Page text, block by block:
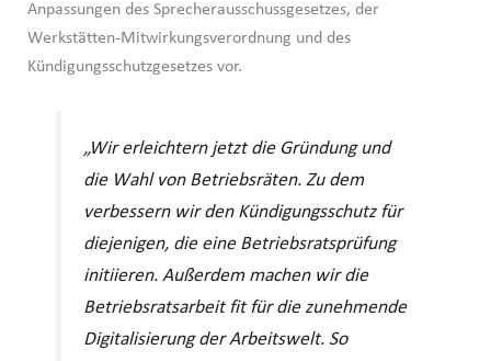
Anpassungen des Sprecherausschussgesetzes, der
Werkstätten-Mitwirkungsverordnung und des
Kündigungsschutzgesetzes vor.
„Wir erleichtern jetzt die Gründung und
die Wahl von Betriebsräten. Zu dem
verbessern wir den Kündigungsschutz für
diejenigen, die eine Betriebsratsprüfung
initiieren. Außerdem machen wir die
Betriebsratsarbeit fit für die zunehmende
Digitalisierung der Arbeitswelt. So